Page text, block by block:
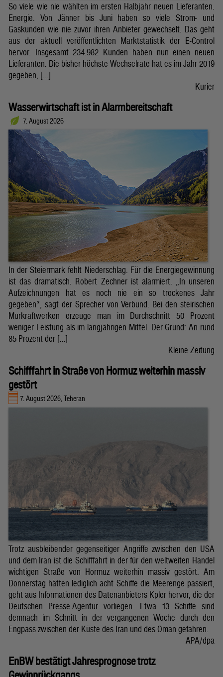
So viele wie nie wählten im ersten Halbjahr neuen Lieferanten.
Energie. Von Jänner bis Juni haben so viele Strom- und
Gaskunden wie nie zuvor ihren Anbieter gewechselt. Das geht
aus der aktuell veröffentlichten Marktstatistik der E-Control
hervor. Insgesamt 234.982 Kunden haben nun einen neuen
Lieferanten. Die bisher höchste Wechselrate hat es im Jahr 2019
gegeben, […]
Kurier
Wasserwirtschaft ist in Alarmbereitschaft
7. August 2026
In der Steiermark fehlt Niederschlag. Für die Energiegewinnung
ist das dramatisch. Robert Zechner ist alarmiert. „In unseren
Aufzeichnungen hat es noch nie ein so trockenes Jahr
gegeben“, sagt der Sprecher von Verbund. Bei den steirischen
Murkraftwerken erzeuge man im Durchschnitt 50 Prozent
weniger Leistung als im langjährigen Mittel. Der Grund: An rund
85 Prozent der […]
Kleine Zeitung
Schifffahrt in Straße von Hormuz weiterhin massiv
gestört
7. August 2026, Teheran
Trotz ausbleibender gegenseitiger Angriffe zwischen den USA
und dem Iran ist die Schifffahrt in der für den weltweiten Handel
wichtigen Straße von Hormuz weiterhin massiv gestört. Am
Donnerstag hätten lediglich acht Schiffe die Meerenge passiert,
geht aus Informationen des Datenanbieters Kpler hervor, die der
Deutschen Presse-Agentur vorliegen. Etwa 13 Schiffe sind
demnach im Schnitt in der vergangenen Woche durch den
Engpass zwischen der Küste des Iran und des Oman gefahren.
APA/dpa
EnBW bestätigt Jahresprognose trotz